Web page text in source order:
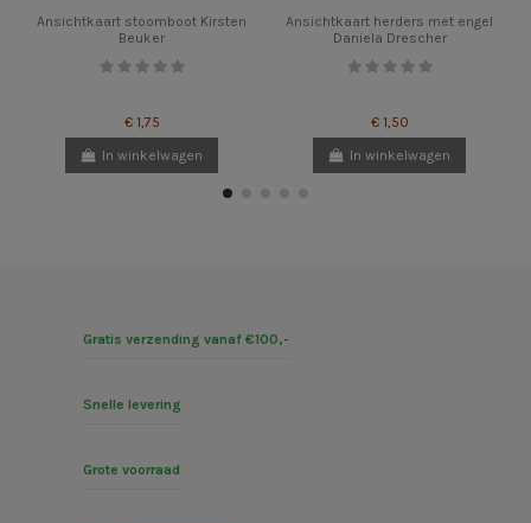
Ansichtkaart stoomboot Kirsten
Beuker
€ 1,75
In winkelwagen
Ansichtkaart herders met engel
Daniela Drescher
€ 1,50
In winkelwagen
Gratis verzending vanaf €100,-
Snelle levering
Grote voorraad